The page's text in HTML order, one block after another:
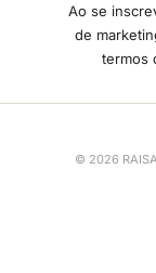
Ao se
de
termos
© 2026